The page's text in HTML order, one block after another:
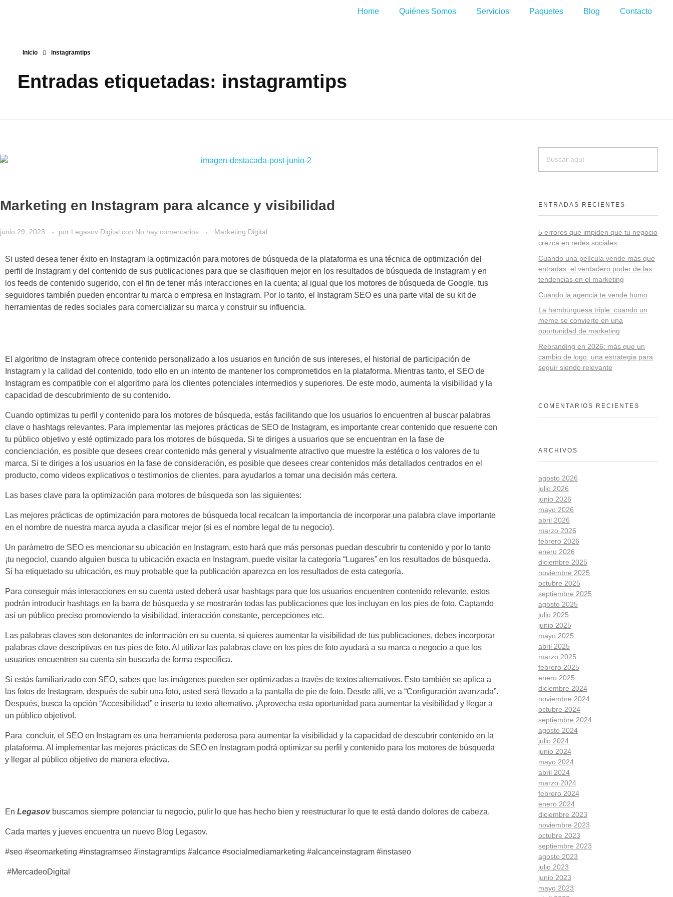
Home Quiénes Somos Servicios Paquetes Blog Contacto
Inicio instagramtips
Entradas etiquetadas: instagramtips
Marketing en Instagram para alcance y visibilidad
junio 29, 2023 por Legasov Digital con No hay comentarios Marketing Digital
Si usted desea tener éxito en Instagram la optimización para motores de búsqueda de la plataforma es una técnica de optimización del
perfil de Instagram y del contenido de sus publicaciones para que se clasifiquen mejor en los resultados de búsqueda de Instagram y en
los feeds de contenido sugerido, con el fin de tener más interacciones en la cuenta; al igual que los motores de búsqueda de Google, tus
seguidores también pueden encontrar tu marca o empresa en Instagram. Por lo tanto, el Instagram SEO es una parte vital de su kit de
herramientas de redes sociales para comercializar su marca y construir su influencia.
El algoritmo de Instagram ofrece contenido personalizado a los usuarios en función de sus intereses, el historial de participación de
Instagram y la calidad del contenido, todo ello en un intento de mantener los comprometidos en la plataforma. Mientras tanto, el SEO de
Instagram es compatible con el algoritmo para los clientes potenciales intermedios y superiores. De este modo, aumenta la visibilidad y la
capacidad de descubrimiento de su contenido.
Cuando optimizas tu perfil y contenido para los motores de búsqueda, estás facilitando que los usuarios lo encuentren al buscar palabras
clave o hashtags relevantes. Para implementar las mejores prácticas de SEO de Instagram, es importante crear contenido que resuene con
tu público objetivo y esté optimizado para los motores de búsqueda. Si te diriges a usuarios que se encuentran en la fase de
concienciación, es posible que desees crear contenido más general y visualmente atractivo que muestre la estética o los valores de tu
marca. Si te diriges a los usuarios en la fase de consideración, es posible que desees crear contenidos más detallados centrados en el
producto, como videos explicativos o testimonios de clientes, para ayudarlos a tomar una decisión más certera.
Las bases clave para la optimización para motores de búsqueda son las siguientes:
Las mejores prácticas de optimización para motores de búsqueda local recalcan la importancia de incorporar una palabra clave importante
en el nombre de nuestra marca ayuda a clasificar mejor (si es el nombre legal de tu negocio).
Un parámetro de SEO es mencionar su ubicación en Instagram, esto hará que más personas puedan descubrir tu contenido y por lo tanto
¡tu negocio!, cuando alguien busca tu ubicación exacta en Instagram, puede visitar la categoría “Lugares” en los resultados de búsqueda.
Sí ha etiquetado su ubicación, es muy probable que la publicación aparezca en los resultados de esta categoría.
Para conseguir más interacciones en su cuenta usted deberá usar hashtags para que los usuarios encuentren contenido relevante, estos
podrán introducir hashtags en la barra de búsqueda y se mostrarán todas las publicaciones que los incluyan en los pies de foto. Captando
así un público preciso promoviendo la visibilidad, interacción constante, percepciones etc.
Las palabras claves son detonantes de información en su cuenta, si quieres aumentar la visibilidad de tus publicaciones, debes incorporar
palabras clave descriptivas en tus pies de foto. Al utilizar las palabras clave en los pies de foto ayudará a su marca o negocio a que los
usuarios encuentren su cuenta sin buscarla de forma específica.
Si estás familiarizado con SEO, sabes que las imágenes pueden ser optimizadas a través de textos alternativos. Esto también se aplica a
las fotos de Instagram, después de subir una foto, usted será llevado a la pantalla de pie de foto. Desde allí, ve a “Configuración avanzada”.
Después, busca la opción “Accesibilidad” e inserta tu texto alternativo. ¡Aprovecha esta oportunidad para aumentar la visibilidad y llegar a
un público objetivo!.
Para concluir, el SEO en Instagram es una herramienta poderosa para aumentar la visibilidad y la capacidad de descubrir contenido en la
plataforma. Al implementar las mejores prácticas de SEO en Instagram podrá optimizar su perfil y contenido para los motores de búsqueda
y llegar al público objetivo de manera efectiva.
En Legasov buscamos siempre potenciar tu negocio, pulir lo que has hecho bien y reestructurar lo que te está dando dolores de cabeza.
Cada martes y jueves encuentra un nuevo Blog Legasov.
#seo #seomarketing #instagramseo #instagramtips #alcance #socialmediamarketing #alcanceinstagram #instaseo
#MercadeoDigital
ENTRADAS RECIENTES
5 errores que impiden que tu negocio
crezca en redes sociales
Cuando una película vende más que
entradas: el verdadero poder de las
tendencias en el marketing
Cuando la agencia te vende humo
La hamburguesa triple: cuando un
meme se convierte en una
oportunidad de marketing
Rebranding en 2026: más que un
cambio de logo, una estrategia para
seguir siendo relevante
COMENTARIOS RECIENTES
ARCHIVOS
agosto 2026
julio 2026
junio 2026
mayo 2026
abril 2026
marzo 2026
febrero 2026
enero 2026
diciembre 2025
noviembre 2025
octubre 2025
septiembre 2025
agosto 2025
julio 2025
junio 2025
mayo 2025
abril 2025
marzo 2025
febrero 2025
enero 2025
diciembre 2024
noviembre 2024
octubre 2024
septiembre 2024
agosto 2024
julio 2024
junio 2024
mayo 2024
abril 2024
marzo 2024
febrero 2024
enero 2024
diciembre 2023
noviembre 2023
octubre 2023
septiembre 2023
agosto 2023
julio 2023
junio 2023
mayo 2023